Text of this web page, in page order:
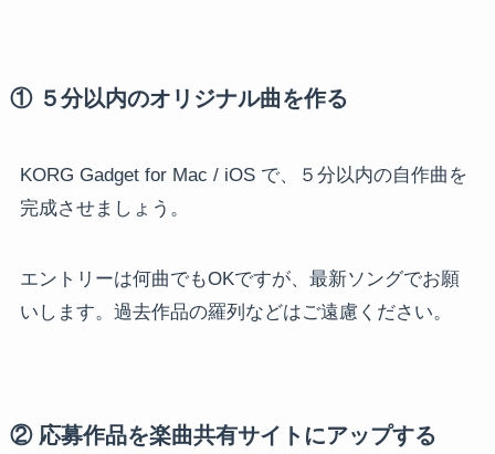
① ５分以内のオリジナル曲を作る
KORG Gadget for Mac / iOS で、５分以内の自作曲を
完成させましょう。
エントリーは何曲でもOKですが、最新ソングでお願
いします。過去作品の羅列などはご遠慮ください。
② 応募作品を楽曲共有サイトにアップする